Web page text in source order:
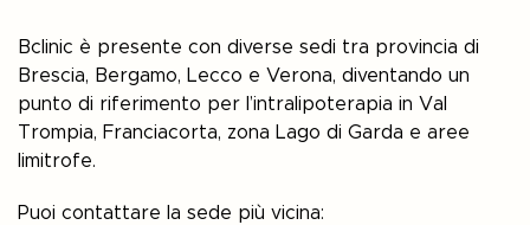
Bclinic è presente con diverse sedi tra provincia di
Brescia, Bergamo, Lecco e Verona, diventando un
punto di riferimento per l’intralipoterapia in Val
Trompia, Franciacorta, zona Lago di Garda e aree
limitrofe.
Puoi contattare la sede più vicina: